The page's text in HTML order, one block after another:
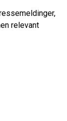
relevant